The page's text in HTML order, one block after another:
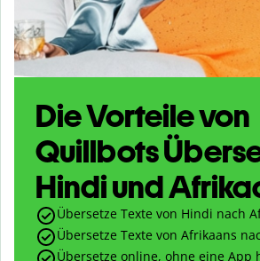
Die Vorteile von
Quillbots
Hindi und
Übersetze Texte von Hindi nach
Übersetze Texte von Afrikaans
Übersetze online, ohne eine App